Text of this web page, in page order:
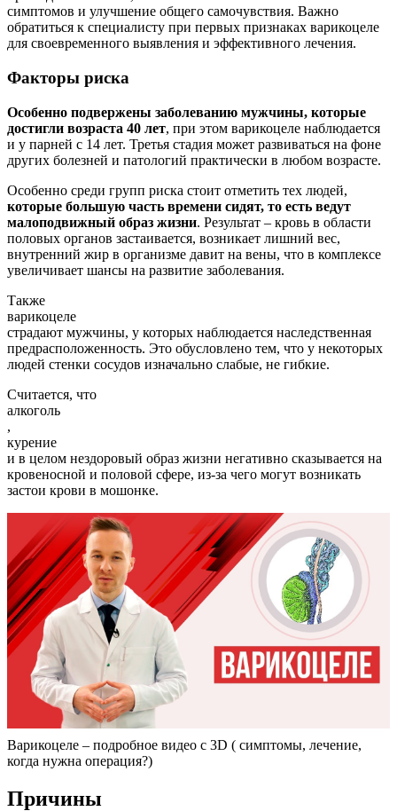
симптомов и улучшение общего самочувствия. Важно
обратиться к специалисту при первых признаках варикоцеле
для своевременного выявления и эффективного лечения.
Факторы риска
Особенно подвержены заболеванию мужчины, которые
достигли возраста 40 лет, при этом варикоцеле наблюдается
и у парней с 14 лет. Третья стадия может развиваться на фоне
других болезней и патологий практически в любом возрасте.
Особенно среди групп риска стоит отметить тех людей,
которые большую часть времени сидят, то есть ведут
малоподвижный образ жизни. Результат – кровь в области
половых органов застаивается, возникает лишний вес,
внутренний жир в организме давит на вены, что в комплексе
увеличивает шансы на развитие заболевания.
Также
варикоцеле
страдают мужчины, у которых наблюдается наследственная
предрасположенность. Это обусловлено тем, что у некоторых
людей стенки сосудов изначально слабые, не гибкие.
Считается, что
алкоголь
,
курение
и в целом нездоровый образ жизни негативно сказывается на
кровеносной и половой сфере, из-за чего могут возникать
застои крови в мошонке.
Варикоцеле – подробное видео с 3D ( симптомы, лечение,
когда нужна операция?)
Причины